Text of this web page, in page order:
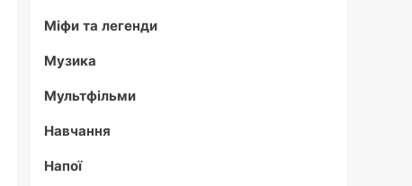
Міфи та легенди
Музика
Мультфільми
Навчання
Напої